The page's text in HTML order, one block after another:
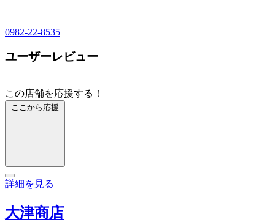
0982-22-8535
ユーザーレビュー
この店舗を応援する！
ここから応援
詳細を見る
大津商店